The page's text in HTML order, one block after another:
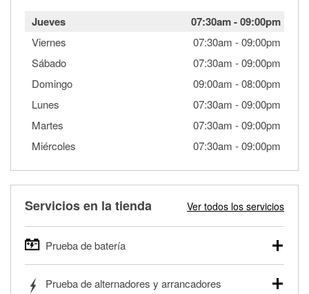
Jueves 07:30am-09:00pm
Viernes 07:30am -09:00pm
Sábado
07:30am -09:00pm
Domingo
09:00am -08:00pm
Lunes
07:30am -09:00pm
Martes
07:30am -09:00pm
Miércoles
07:30am -09:00pm
Servicios en la tienda Ver todos los servicios
Prueba de batería
autos, camionetas, SUVs, vehículos comerciales y
Prueba de alternadores y arrancadores